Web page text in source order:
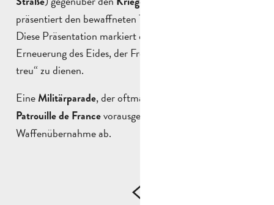
präsentiert den bewaffneten Truppen diese Reliquie.
Diese Präsentation markiert die symbolische
Erneuerung des Eides, der Fremdenlegion „ehrlich und
treu“ zu dienen.
EineMilitärparade, der oftmals ein Vorbeiflug der
Patrouille de Francevorausgeht, schließt diese prächtige
Waffenübernahme ab.